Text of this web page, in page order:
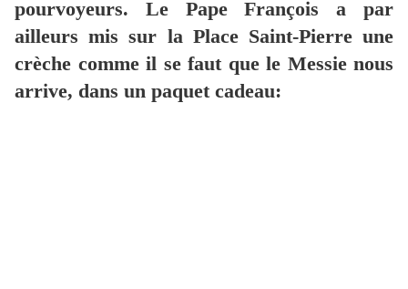
pourvoyeurs. Le Pape François a par
ailleurs mis sur la Place Saint-Pierre une
crèche comme il se faut que le Messie nous
arrive, dans un paquet cadeau: